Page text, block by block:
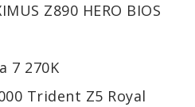
Z890 HERO BIOS
7 270K
Trident Z5 Royal